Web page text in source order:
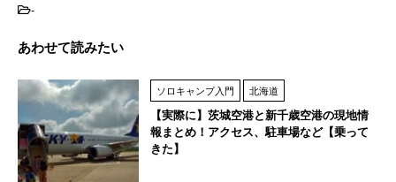
-
あわせて読みたい
ソロキャンプ入門 北海道
【実際に】茨城空港と新千歳空港の現地情
報まとめ！アクセス、駐車場など【乗って
きた】